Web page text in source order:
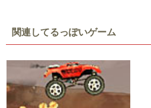
関連してるっぽいゲーム